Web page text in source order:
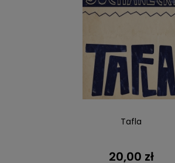
Tafla
20,00 zł